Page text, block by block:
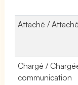
Attaché /
Chargé /
communication